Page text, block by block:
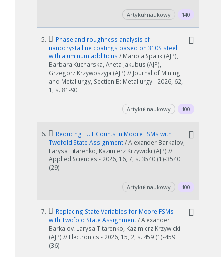
Artykuł naukowy 140
5.
Phase and roughness analysis of
nanocrystalline coatings based on 310S steel
with aluminum additions / Mariola Spalik (AJP),
Barbara Kucharska, Aneta Jakubus (AJP),
Grzegorz Krzywoszyja (AJP) // Journal of Mining
and Metallurgy, Section B: Metallurgy - 2026, 62,
1, s. 81-90
Artykuł naukowy 100
6.
Reducing LUT Counts in Moore FSMs with
Twofold State Assignment/ Alexander Barkalov,
Larysa Titarenko, Kazimierz Krzywicki (AJP) //
Applied Sciences - 2026, 16, 7, s. 3540 (1)-3540
(29)
Artykuł naukowy 100
7.
Replacing State Variables for Moore FSMs
with Twofold State Assignment/ Alexander
Barkalov, Larysa Titarenko, Kazimierz Krzywicki
(AJP) // Electronics - 2026, 15, 2, s. 459 (1)-459
(36)